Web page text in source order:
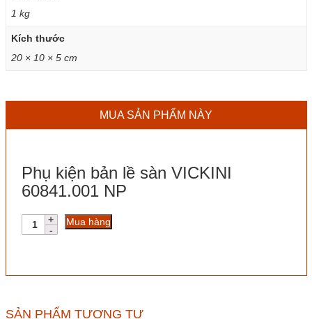
1 kg
Kích thước
20 × 10 × 5 cm
MUA SẢN PHẨM NÀY
Phụ kiện bản lề sàn VICKINI
60841.001 NP
Phụ
kiện
Mua hàng
SẢN PHẨM TƯƠNG TỰ